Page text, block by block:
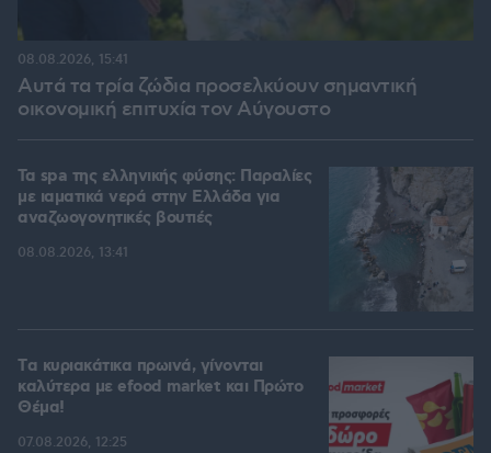
Αυτά τα τρία ζώδια προσελκύουν σημαντική
οικονομική επιτυχία τον Αύγουστο
08.08.2026, 15:41
Τα spa της ελληνικής φύσης: Παραλίες
με ιαματικά νερά στην Ελλάδα για
αναζωογονητικές βουτιές
08.08.2026, 13:41
Tα κυριακάτικα πρωινά, γίνονται
καλύτερα με efood market και Πρώτο
Θέμα!
07.08.2026, 12:25